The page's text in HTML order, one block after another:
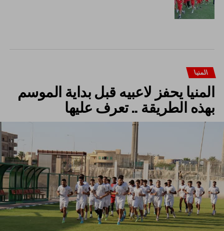
المنيا
المنيا يحفز لاعبيه قبل بداية الموسم
بهذه الطريقة .. تعرف عليها